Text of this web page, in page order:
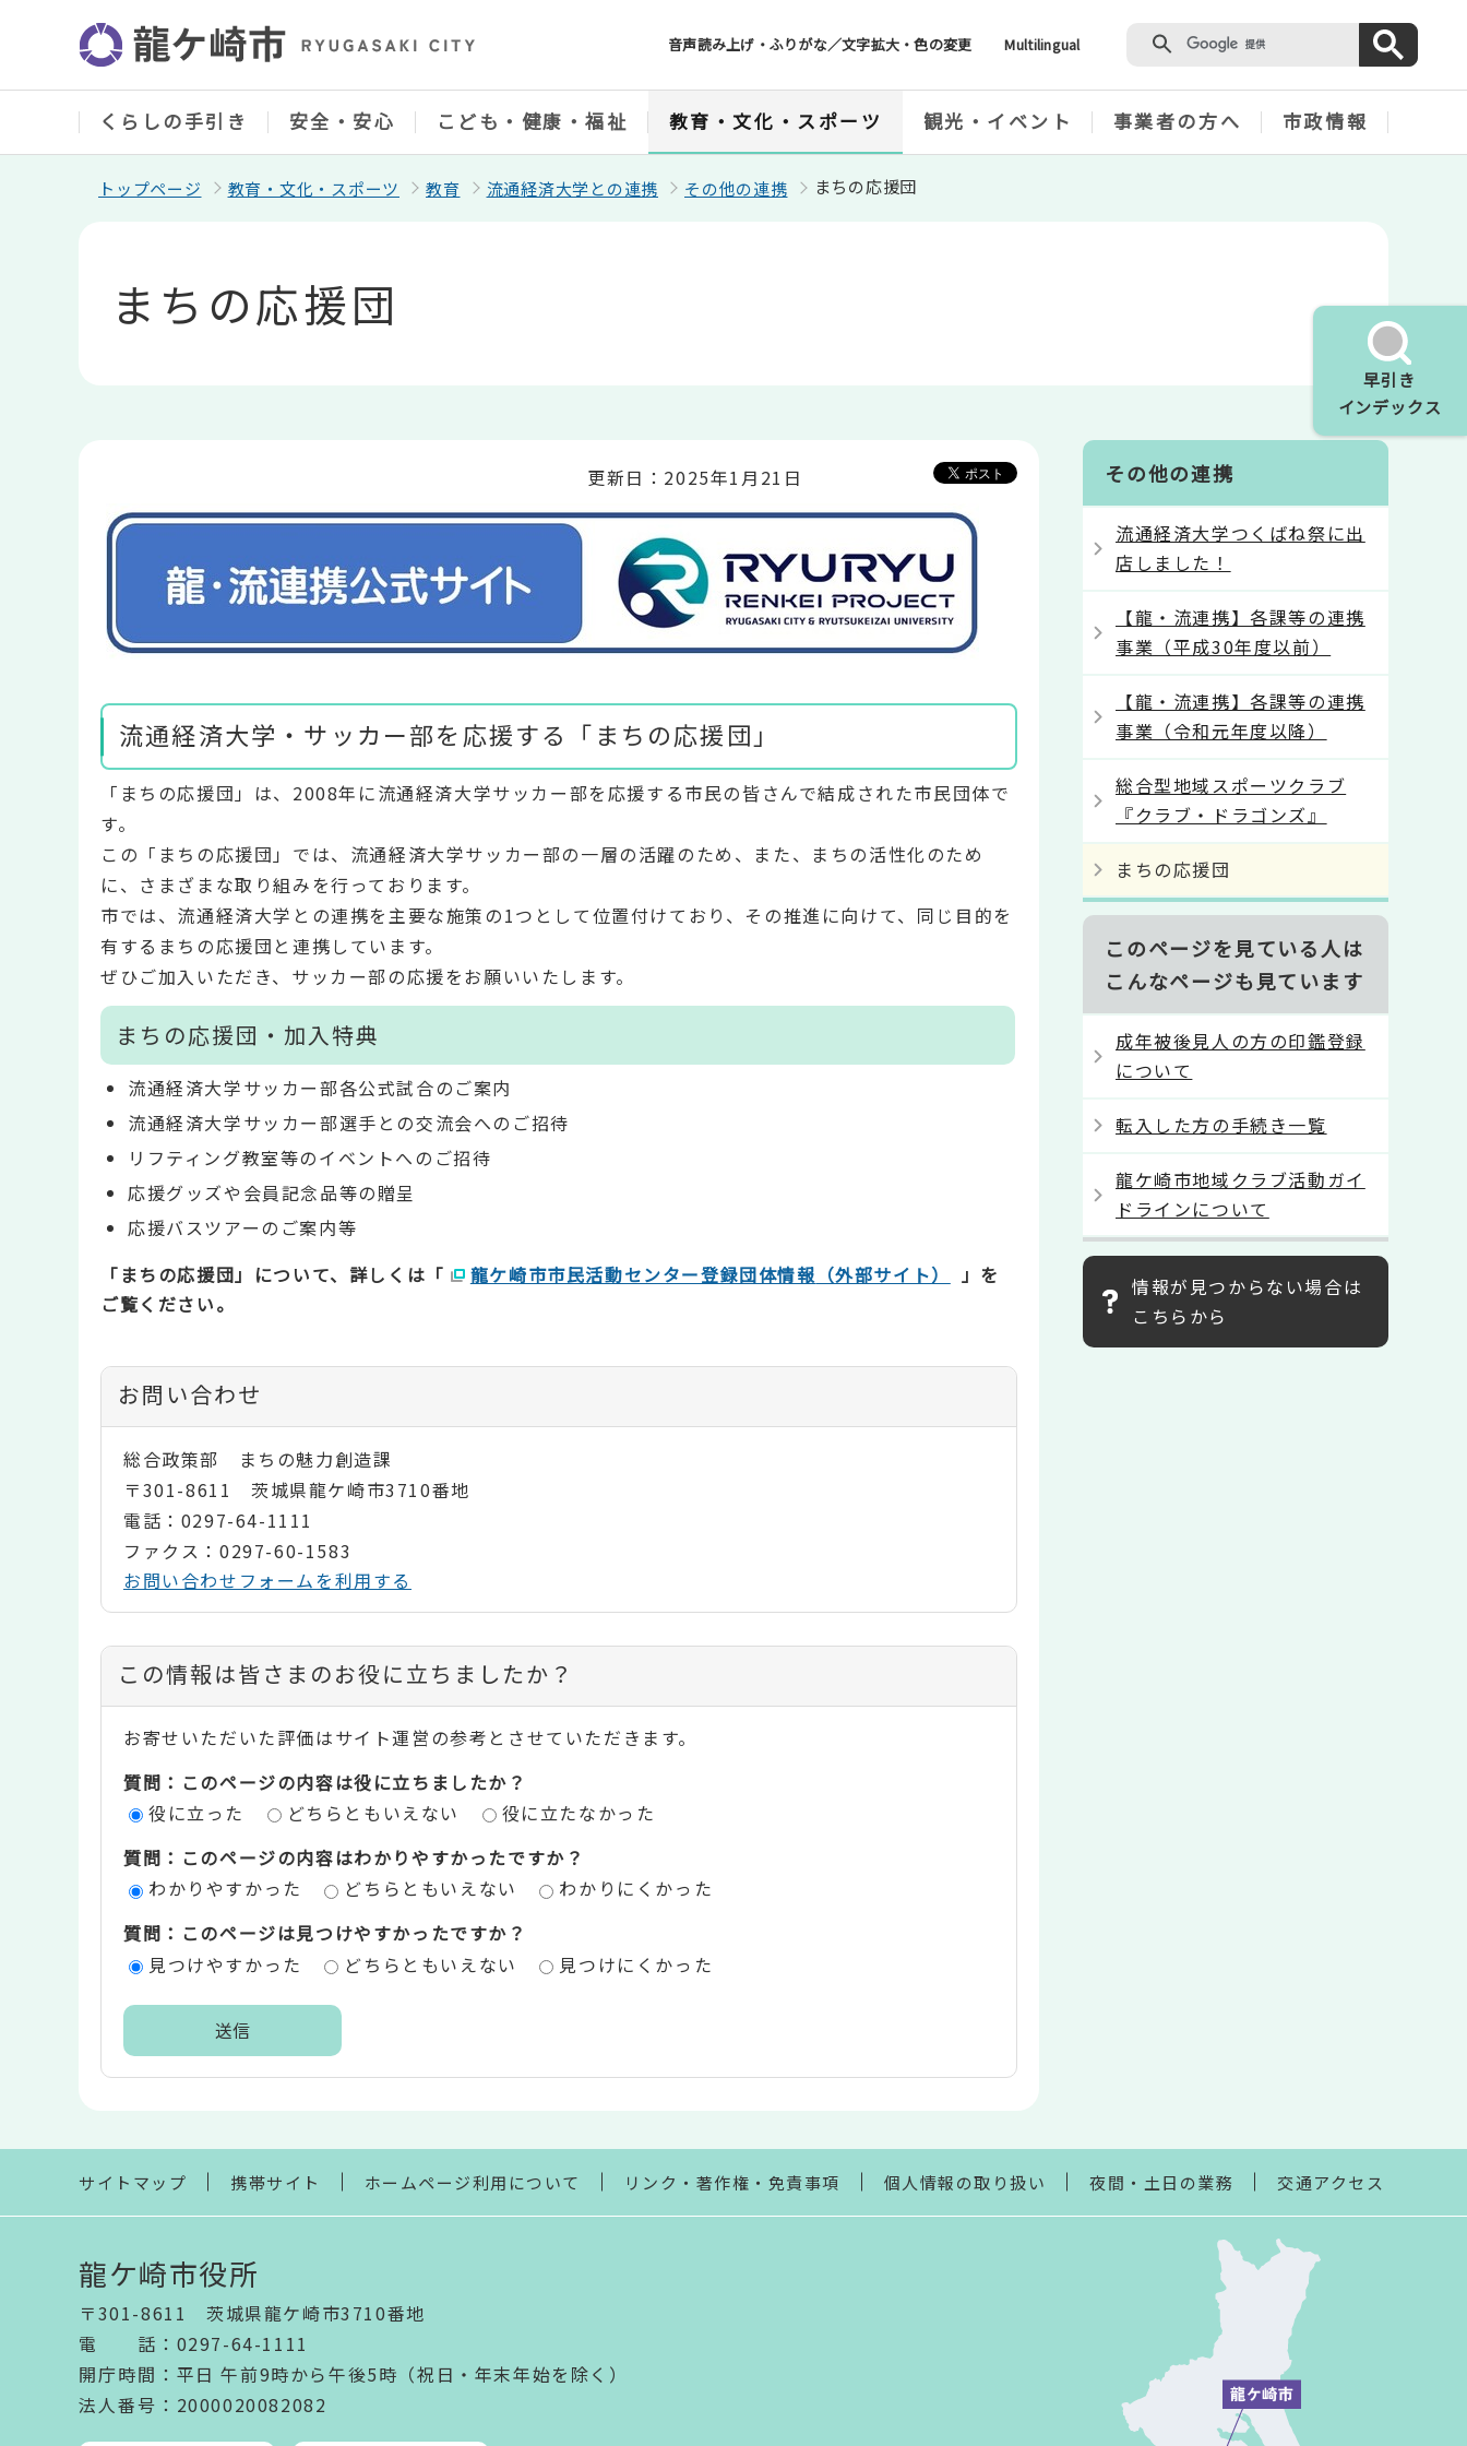
ジ
音声読み上げ・ふりがな／文字拡大・色の変更 Multilingual
早引き
インデックス
くらしの手引き 安全・安心 こども・健康・福祉 教育・文化・スポーツ 観光・イベント 事業者の方へ 市政情報
トップページ 教育・文化・スポーツ 教育 流通経済大学との連携 その他の連携 まちの応援団
まちの応援団
更新日：2025年1月21日
流通経済大学・サッカー部を応援する「まちの応援団」
「まちの応援団」は、2008年に流通経済大学サッカー部を応援する市民の皆さんで結成された市民団体で
す。
この「まちの応援団」では、流通経済大学サッカー部の一層の活躍のため、また、まちの活性化のため
に、さまざまな取り組みを行っております。
市では、流通経済大学との連携を主要な施策の1つとして位置付けており、その推進に向けて、同じ目的を
有するまちの応援団と連携しています。
ぜひご加入いただき、サッカー部の応援をお願いいたします。
まちの応援団・加入特典
流通経済大学サッカー部各公式試合のご案内
流通経済大学サッカー部選手との交流会へのご招待
リフティング教室等のイベントへのご招待
応援グッズや会員記念品等の贈呈
応援バスツアーのご案内等
「まちの応援団」について、詳しくは「
龍ケ崎市市民活動センター登録団体情報 （外部サイト） 」 を
ご覧ください。
お問い合わせ
総合政策部 まちの魅力創造課
〒301-8611 茨城県龍ケ崎市3710番地
電話：0297-64-1111
ファクス：0297-60-1583
お問い合わせフォームを利用する
コ
ン
テ
ン
評
エ
この情報は皆さまのお役に立ちましたか？
お寄せいただいた評価はサイト運営の参考とさせていただきます。
質問：このページの内容は役に立ちましたか？
役に立った
どちらともいえない
役に立たなかった
質問：このページの内容はわかりやすかったですか？
わかりやすかった
どちらともいえない
わかりにくかった
質問：このページは見つけやすかったですか？
見つけやすかった
どちらともいえない 見つけにくかった
ま
その他の連携
流通経済大学つくばね祭に出
店しました！
【龍・流連携】各課等の連携
事業（平成30年度以前）
【龍・流連携】各課等の連携
事業（令和元年度以降）
総合型地域スポーツクラブ
『クラブ・ドラゴンズ』
まちの応援団
このページを見ている人は
こんなページも見ています
成年被後見人の方の印鑑登録
について
転入した方の手続き一覧
龍ケ崎市地域クラブ活動ガイ
ドラインについて
情報が見つからない場合は
こちらから
サイトマップ 携帯サイト ホームページ利用について リンク・著作権・免責事項 個人情報の取り扱い 夜間・土日の業務 交通アクセス
龍ケ崎市役所
〒301-8611 茨城県龍ケ崎市3710番地
電話 ： 0297-64-1111
開庁時間 ： 平日 午前9時から午後5時（祝日・年末年始を除く）
法人番号 ：2000020082082